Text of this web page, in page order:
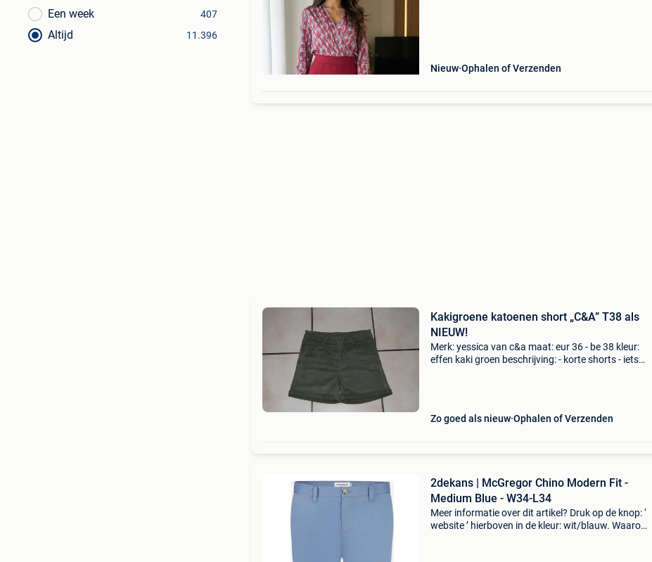
Een week 407
Altijd 11.396
Nieuw Ophalen of Verzenden
Kakigroene katoenen short „C&A” T38 als
NIEUW!
Merk: yessica van c&a maat: eur 36 - be 38 kleur:
effen kaki groen beschrijving: - korte shorts - iets
Zo goed als nieuw Ophalen of Verzenden
2dekans | McGregor Chino Modern Fit -
Medium Blue - W34-L34
Meer informatie over dit artikel? Druk op de knop: ‘
website ’ hierboven in de kleur: wit/blauw. Waarom